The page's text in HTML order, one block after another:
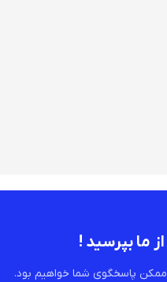
ما بپرسید !
ممکن پاسخگوی شما خواهیم بود.